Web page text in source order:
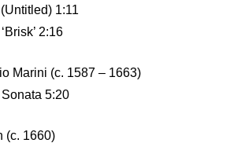
1:11
2:16
Marini (c. 1587 – 1663)
5:20
(c. 1660)